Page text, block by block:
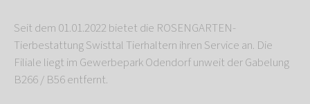
Seit dem 01.01.2022 bietet die ROSENGARTEN-
Tierbestattung Swisttal Tierhaltern ihren Service an. Die
Filiale liegt im Gewerbepark Odendorf unweit der Gabelung
B266 / B56 entfernt.